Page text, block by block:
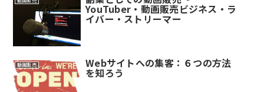
YouTuber・動画販売ビジネス・ラ
イバー・ストリーマー
動画販売 Webサイトへの集客：６つの方法
を知ろう